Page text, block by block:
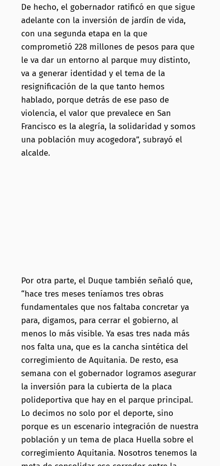
De hecho, el gobernador ratificó en que sigue
adelante con la inversión de jardín de vida,
con una segunda etapa en la que
comprometió 228 millones de pesos para que
le va dar un entorno al parque muy distinto,
va a generar identidad y el tema de la
resignificación de la que tanto hemos
hablado, porque detrás de ese paso de
violencia, el valor que prevalece en San
Francisco es la alegría, la solidaridad y somos
una población muy acogedora”, subrayó el
alcalde.
Por otra parte, el Duque también señaló que,
“hace tres meses teníamos tres obras
fundamentales que nos faltaba concretar ya
para, digamos, para cerrar el gobierno, al
menos lo más visible. Ya esas tres nada más
nos falta una, que es la cancha sintética del
corregimiento de Aquitania. De resto, esa
semana con el gobernador logramos asegurar
la inversión para la cubierta de la placa
polideportiva que hay en el parque principal.
Lo decimos no solo por el deporte, sino
porque es un escenario integración de nuestra
población y un tema de placa Huella sobre el
corregimiento Aquitania. Nosotros tenemos la